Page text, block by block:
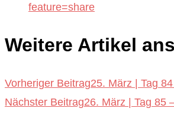
feature=share
Weitere Artikel
Vorheriger Beitrag25. März | Tag
Nächster Beitrag26. März | Tag 85